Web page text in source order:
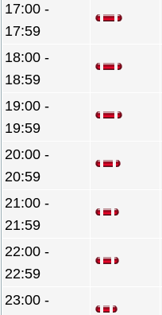
17:00 -
17:59
18:00 -
18:59
19:00 -
19:59
20:00 -
20:59
21:00 -
21:59
22:00 -
22:59
23:00 -